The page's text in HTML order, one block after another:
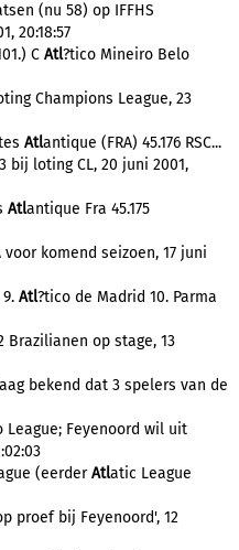
(nu 58) op IFFHS
20:18:57
C Atl?tico Mineiro Belo
Champions League, 23
Atlantique (FRA) 45.176 RSC...
bij loting CL, 20 juni 2001,
Atlantique Fra 45.175
komend seizoen, 17 juni
Atl?tico de Madrid 10. Parma
Brazilianen op stage, 13
bekend dat 3 spelers van de
League; Feyenoord wil uit
(eerderAtlatic League
proef bij Feyenoord', 12